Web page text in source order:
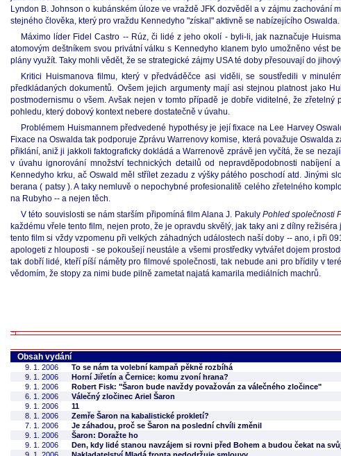
Lyndon B. Johnson o kubánském úloze ve vraždě JFK dozvěděl a v zájmu zachování
stejného člověka, který pro vraždu Kennedyho "získal" aktivně se nabízejícího
Máximo líder Fidel Castro -- Rúz, či lidé z jeho okolí - byli-li, jak naznačuje
atomovým deštníkem svou privátní válku s Kennedyho klanem bylo umožněno vést
plány využít. Taky mohli vědět, že se strategické zájmy USA té doby přesouvají do
Kritici Huismanova filmu, který v předváděčce asi viděli, se soustředili v
předkládaných dokumentů. Ovšem jejich argumenty mají asi stejnou platnost jako
postmodernismu o všem. Avšak nejen v tomto případě je dobře viditelné, že
pohledu, který dobový kontext nebere dostatečně v úvahu.
Problémem Huismannem předvedené hypothésy je její fixace na Lee Harvey
Fixace na Oswalda tak podporuje Zprávu Warrenovy komise, která považuje
přiklání, aniž ji jakkoli faktograficky dokládá a Warrenově zprávě jen vyčítá, že se
v úvahu ignorování množství technických detailů od nepravděpodobnosti
Kennedyho krku, ač Oswald měl střílet zezadu z výšky pátého poschodí atd. Jinými
berana ( patsy ). A taky nemluvě o nepochybné profesionalitě celého zřetelného
na Rubyho -- a nejen těch.
V této souvislosti se nám starším připomíná film Alana J. Pakuly Pohled společnosti
každému vřele tento film, nejen proto, že je opravdu skvělý, jak taky ani z dílny
tento film si vždy vzpomenu při velkých záhadných událostech naší doby -- ano, i při
apologeti z hlouposti - se pokoušejí neustále a všemi prostředky vytvářet dojem
tak dobří lidé, kteří píší náměty pro filmové společnosti, tak nebude ani pro břídily v
vědomím, že stopy za nimi bude pilně zametat najatá kamarila mediálních machrů.
Obsah vydání
9. 1. 2006 To se nám ta volební kampaň pěkně rozbíhá
9. 1. 2006
Horní Jiřetín a Černice: komu zvoní hrana?
9. 1. 2006
Robert Fisk: "Šaron bude navždy považován za válečného zločince"
6. 1. 2006
Válečný zločinec Ariel Šaron
9. 1. 2006
11
8. 1. 2006
Zemře Šaron na kabalistické prokletí?
7. 1. 2006
Je záhadou, proč se Šaron na poslední chvíli změnil
9. 1. 2006
Šaron: Doražte ho
9. 1. 2006
Den, kdy lidé stanou navzájem si rovni před Bohem a budou čekat na